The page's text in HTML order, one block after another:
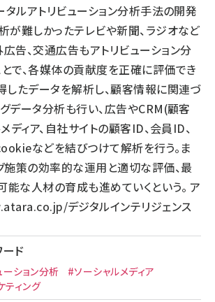
タルアトリビューション分析手法の開発
が難しかったテレビや新聞、ラジオなど
告、交通広告もアトリビューション分
で、各媒体の貢献度を正確に評価でき
したデータを解析し、顧客情報に関連づ
データ分析も行い、広告やCRM(顧客
ディア、自社サイトの顧客ID、会員ID、
などを結びつけて解析を行う。ま
施策の効率的な運用と適切な評価、最
な人材の育成も進めていくという。 ア
デジタルインテリジェンス
ド
ーション分析
#ソーシャルメディア
ティング